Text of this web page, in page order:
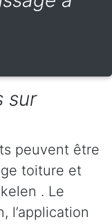
sur
peuvent être
toiture et
. Le
l’application